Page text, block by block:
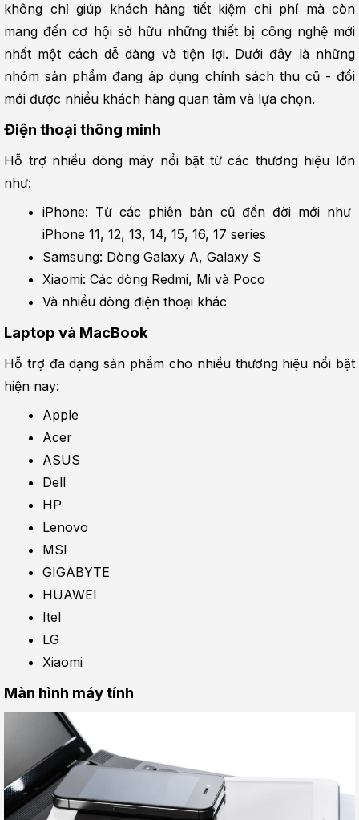
không chỉ giúp khách hàng tiết kiệm chi phí mà còn
mang đến cơ hội sở hữu những thiết bị công nghệ mới
nhất một cách dễ dàng và tiện lợi. Dưới đây là những
nhóm sản phẩm đang áp dụng chính sách thu cũ - đổi
mới được nhiều khách hàng quan tâm và lựa chọn.
Điện thoại thông minh
Hỗ trợ nhiều dòng máy nổi bật từ các thương hiệu lớn
như:
iPhone: Từ các phiên bản cũ đến đời mới như
iPhone 11, 12, 13, 14, 15, 16, 17 series
Samsung: Dòng Galaxy A, Galaxy S
Xiaomi: Các dòng Redmi, Mi và Poco
Và nhiều dòng điện thoại khác
Laptop và MacBook
Hỗ trợ đa dạng sản phẩm cho nhiều thương hiệu nổi bật
hiện nay:
Apple
Acer
ASUS
Dell
HP
Lenovo
MSI
GIGABYTE
HUAWEI
Itel
LG
Xiaomi
Màn hình máy tính